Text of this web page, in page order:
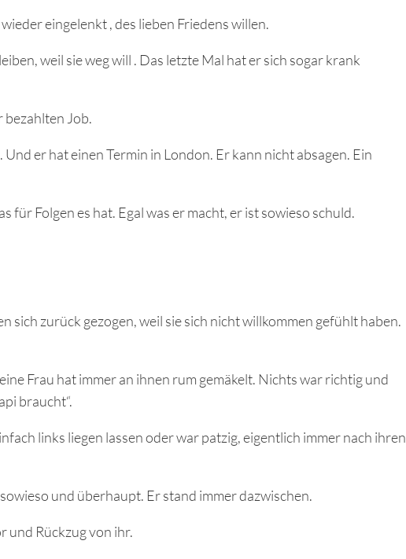
eingelenkt , des lieben Friedens willen.
weil sie weg will . Das letzte Mal hat er sich sogar krank
bezahlten Job.
er hat einen Termin in London. Er kann nicht absagen. Ein
für Folgen es hat. Egal was er macht, er ist sowieso schuld.
sich zurück gezogen, weil sie sich nicht willkommen gefühlt haben.
Frau hat immer an ihnen rum gemäkelt. Nichts war richtig und
braucht“.
links liegen lassen oder war patzig, eigentlich immer nach ihren
und überhaupt. Er stand immer dazwischen.
und Rückzug von ihr.